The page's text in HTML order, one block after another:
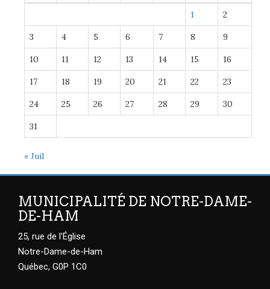
1 2
3 4 5 6 7 8 9
10 11 12 13 14 15 16
17 18 19 20 21 22 23
24 25 26 27 28 29 30
31
« Juil
MUNICIPALITÉ DE NOTRE-DAME-
DE-HAM
25, rue de l'Église
Notre-Dame-de-Ham
Québec, G0P 1C0